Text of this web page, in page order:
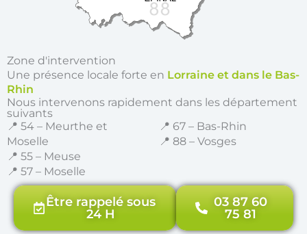
Zone d'intervention
Une présence locale forte en Lorraine et dans le Bas-
Rhin
Nous intervenons rapidement dans les département
suivants
📍 54 – Meurthe et
Moselle
📍 55 – Meuse
📍 57 – Moselle
📍 67 – Bas-Rhin
📍 88 – Vosges
Être rappelé sous
24 H
03 87 60
75 81